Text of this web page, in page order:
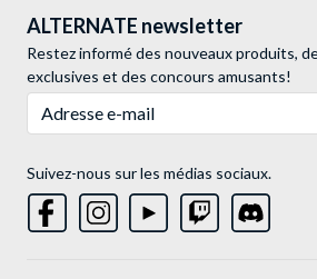
ALTERNATE newsletter
Restez informé des nouveaux produits,
exclusives et des concours amusants!
Suivez-nous sur les médias sociaux.